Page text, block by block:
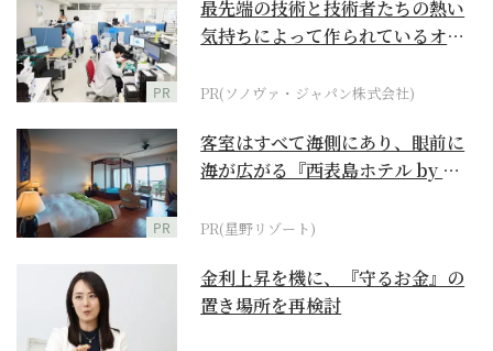
PR
最先端の技術と技術者たちの熱い
気持ちによって作られているオー
PR(ソノヴァ・ジャパン株式会社)
PR
客室はすべて海側にあり、眼前に
海が広がる『西表島ホテル by 星
PR(星野リゾート)
金利上昇を機に、『守るお金』の
置き場所を再検討